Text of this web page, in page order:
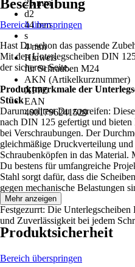
25 mm
d2
44 mm
s
4 mm
Hinweis
für Schrauben M24
AKN (Artikelkurznummer)
XF7Z
EAN
4001796241529
Beschreibung
Bereich überspringen
Hast Du schon das passende
Mit den Unterlegscheiben DIN
der sicheren Seite.
Produktmerkmale der
Stück
Darum solltest Du zugreifen:
nach DIN 125 gefertigt und
bei Verschraubungen. Der
gleichmäßige Druckverteilung
Schraubenköpfen in das
Du bestens für umfangreiche
Stahl sorgt dafür, dass die
gegen mechanische Belastungen
Festgezurrt: Die
und Zuverlässigkeit bei jedem
Mehr anzeigen
Produktsicherheit
Bereich überspringen